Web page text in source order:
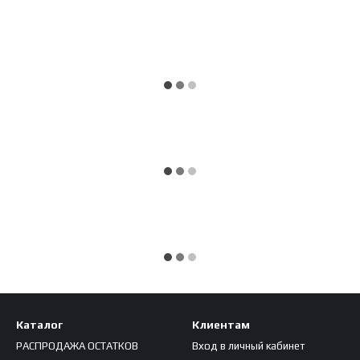
Каталог
РАСПРОДАЖА ОСТАТКОВ
Клиентам
Вход в личный кабинет